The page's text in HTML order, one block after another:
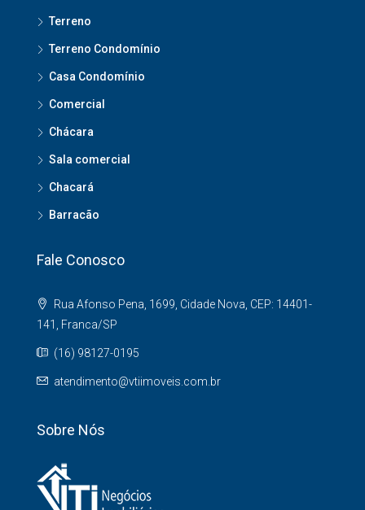
Terreno
Terreno Condomínio
Casa Condomínio
Comercial
Chácara
Sala comercial
Chacará
Barracão
Fale Conosco
Rua Afonso Pena, 1699, Cidade Nova, CEP: 14401-
141, Franca/SP
(16) 98127-0195
atendimento@vtiimoveis.com.br
Sobre Nós